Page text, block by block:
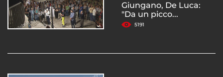
Giungano, De Luca:
"Da un picco...
5191